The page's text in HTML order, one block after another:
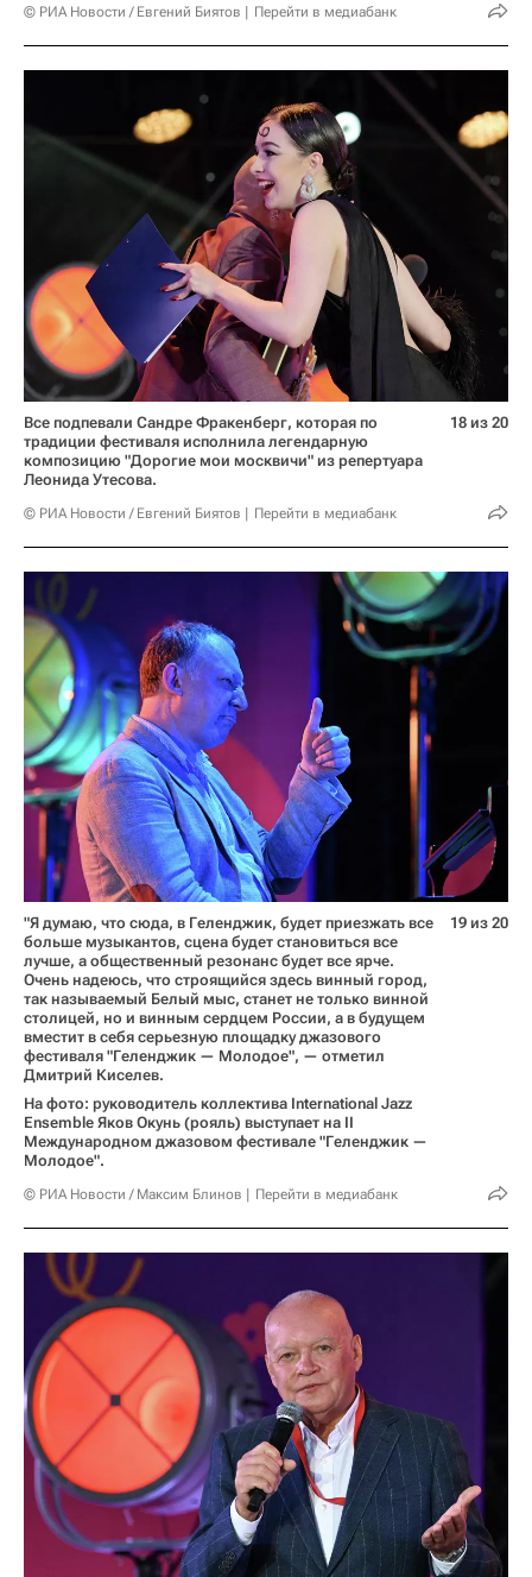
© РИА Новости / Евгений Биятов Перейти в медиабанк
Все подпевали Сандре Фракенберг, которая по
традиции фестиваля исполнила легендарную
композицию "Дорогие мои москвичи" из репертуара
Леонида Утесова.
© РИА Новости / Евгений Биятов Перейти в медиабанк
18 из 20
"Я думаю, что сюда, в Геленджик, будет приезжать все
больше музыкантов, сцена будет становиться все
лучше, а общественный резонанс будет все ярче.
Очень надеюсь, что строящийся здесь винный город,
так называемый Белый мыс, станет не только винной
столицей, но и винным сердцем России, а в будущем
вместит в себя серьезную площадку джазового
фестиваля "Геленджик — Молодое", — отметил
Дмитрий Киселев.
На фото: руководитель коллектива International Jazz
Ensemble Яков Окунь (рояль) выступает на II
Международном джазовом фестивале "Геленджик —
Молодое".
© РИА Новости / Максим Блинов Перейти в медиабанк
19 из 20